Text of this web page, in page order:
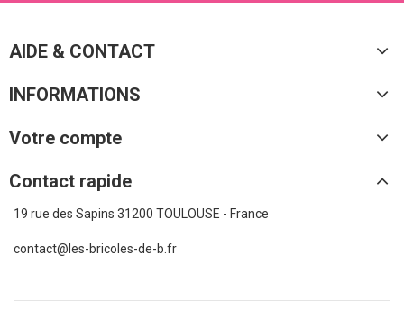
AIDE & CONTACT
INFORMATIONS
Votre compte
Contact rapide
19 rue des Sapins 31200 TOULOUSE - France
contact@les-bricoles-de-b.fr